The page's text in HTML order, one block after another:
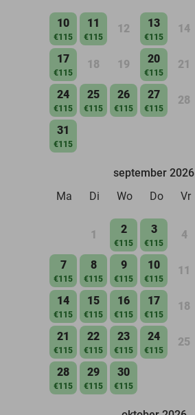
10
€115
11
€115
12 13
€115
14
17
€115
18 19 20
€115
21
24
€115
25
€115
26
€115
27
€115
28
31
€115
september 2026
Ma
Di Wo Do Vr
1 2
€115
3
€115
4
7
€115
8
€115
9
€115
10
€115
11
14
€115
15
€115
16
€115
17
€115
18
21
€115
22
€115
23
€115
24
€115
25
28
€115
29
€115
30
€115